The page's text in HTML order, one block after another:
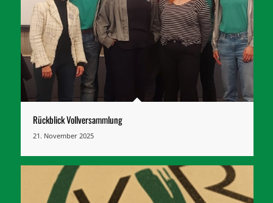
Rückblick Vollversammlung
21. November 2025